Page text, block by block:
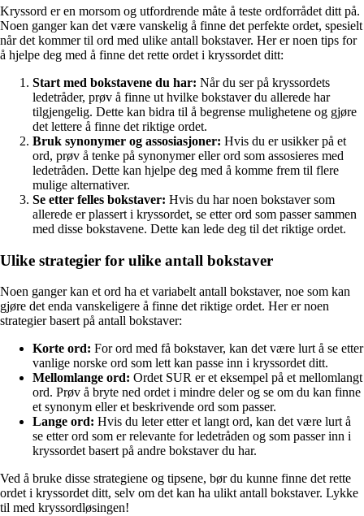
Kryssord er en morsom og utfordrende måte å teste ordforrådet ditt på.
Noen ganger kan det være vanskelig å finne det perfekte ordet, spesielt
når det kommer til ord med ulike antall bokstaver. Her er noen tips for
å hjelpe deg med å finne det rette ordet i kryssordet ditt:
Start med bokstavene du har: Når du ser på kryssordets
ledetråder, prøv å finne ut hvilke bokstaver du allerede har
tilgjengelig. Dette kan bidra til å begrense mulighetene og gjøre
det lettere å finne det riktige ordet.
Bruk synonymer og assosiasjoner: Hvis du er usikker på et
ord, prøv å tenke på synonymer eller ord som assosieres med
ledetråden. Dette kan hjelpe deg med å komme frem til flere
mulige alternativer.
Se etter felles bokstaver: Hvis du har noen bokstaver som
allerede er plassert i kryssordet, se etter ord som passer sammen
med disse bokstavene. Dette kan lede deg til det riktige ordet.
Ulike strategier for ulike antall bokstaver
Noen ganger kan et ord ha et variabelt antall bokstaver, noe som kan
gjøre det enda vanskeligere å finne det riktige ordet. Her er noen
strategier basert på antall bokstaver:
Korte ord: For ord med få bokstaver, kan det være lurt å se etter
vanlige norske ord som lett kan passe inn i kryssordet ditt.
Mellomlange ord: Ordet SUR er et eksempel på et mellomlangt
ord. Prøv å bryte ned ordet i mindre deler og se om du kan finne
et synonym eller et beskrivende ord som passer.
Lange ord: Hvis du leter etter et langt ord, kan det være lurt å
se etter ord som er relevante for ledetråden og som passer inn i
kryssordet basert på andre bokstaver du har.
Ved å bruke disse strategiene og tipsene, bør du kunne finne det rette
ordet i kryssordet ditt, selv om det kan ha ulikt antall bokstaver. Lykke
til med kryssordløsingen!